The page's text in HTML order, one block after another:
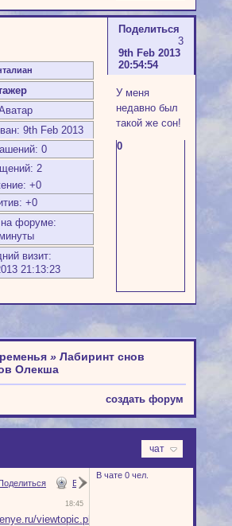
Поделиться
3
9th Feb 2013
20:54:54
: 9th Feb 2013
0
2
+0
+0
форуме:
визит:
21:13:23
У меня
недавно был
такой же сон!
0
» Лабиринт снов
Олекша
создать форум